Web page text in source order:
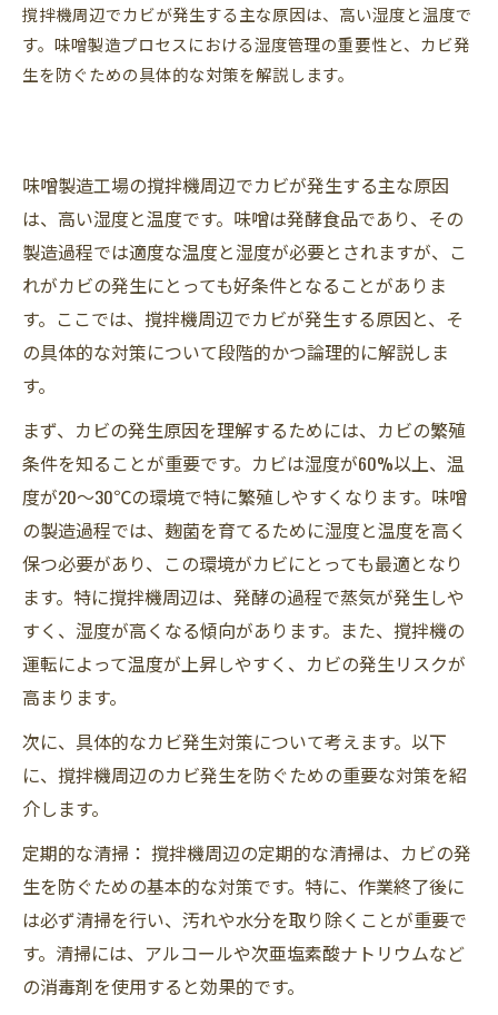
撹拌機周辺でカビが発生する主な原因は、高い湿度と温度で
す。味噌製造プロセスにおける湿度管理の重要性と、カビ発
生を防ぐための具体的な対策を解説します。
味噌製造工場の撹拌機周辺でカビが発生する主な原因
は、高い湿度と温度です。味噌は発酵食品であり、その
製造過程では適度な温度と湿度が必要とされますが、こ
れがカビの発生にとっても好条件となることがありま
す。ここでは、撹拌機周辺でカビが発生する原因と、そ
の具体的な対策について段階的かつ論理的に解説しま
す。
まず、カビの発生原因を理解するためには、カビの繁殖
条件を知ることが重要です。カビは湿度が60%以上、温
度が20～30℃の環境で特に繁殖しやすくなります。味噌
の製造過程では、麹菌を育てるために湿度と温度を高く
保つ必要があり、この環境がカビにとっても最適となり
ます。特に撹拌機周辺は、発酵の過程で蒸気が発生しや
すく、湿度が高くなる傾向があります。また、撹拌機の
運転によって温度が上昇しやすく、カビの発生リスクが
高まります。
次に、具体的なカビ発生対策について考えます。以下
に、撹拌機周辺のカビ発生を防ぐための重要な対策を紹
介します。
定期的な清掃： 撹拌機周辺の定期的な清掃は、カビの発
生を防ぐための基本的な対策です。特に、作業終了後に
は必ず清掃を行い、汚れや水分を取り除くことが重要で
す。清掃には、アルコールや次亜塩素酸ナトリウムなど
の消毒剤を使用すると効果的です。